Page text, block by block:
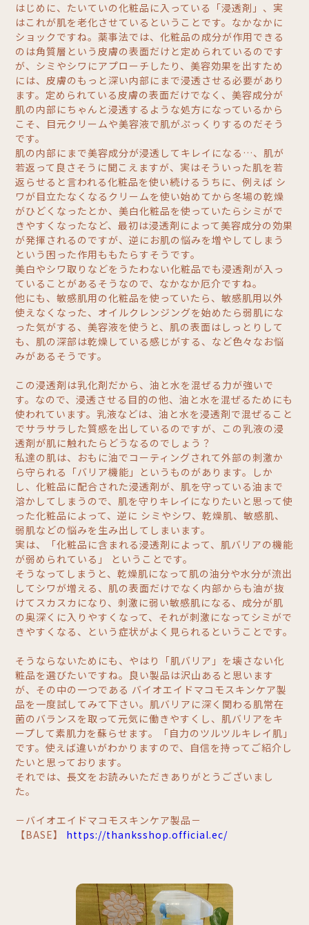
はじめに、たいていの化粧品に入っている「浸透剤」、実
はこれが肌を老化させているということです。なかなかに
ショックですね。薬事法では、化粧品の成分が作用できる
のは角質層という皮膚の表面だけと定められているのです
が、シミやシワにアプローチしたり、美容効果を出すため
には、皮膚のもっと深い内部にまで浸透させる必要があり
ます。定められている皮膚の表面だけでなく、美容成分が
肌の内部にちゃんと浸透するような処方になっているから
こそ、目元クリームや美容液で肌がぷっくりするのだそう
です。
肌の内部にまで美容成分が浸透してキレイになる…、肌が
若返って良さそうに聞こえますが、実はそういった肌を若
返らせると言われる化粧品を使い続けるうちに、例えば シ
ワが目立たなくなるクリームを使い始めてから冬場の乾燥
がひどくなったとか、美白化粧品を使っていたらシミがで
きやすくなったなど、最初は浸透剤によって美容成分の効果
が発揮されるのですが、逆にお肌の悩みを増やしてしまう
という困った作用ももたらすそうです。
美白やシワ取りなどをうたわない化粧品でも浸透剤が入っ
ていることがあるそうなので、なかなか厄介ですね。
他にも、敏感肌用の化粧品を使っていたら、敏感肌用以外
使えなくなった、オイルクレンジングを始めたら弱肌にな
った気がする、美容液を使うと、肌の表面はしっとりして
も、肌の深部は乾燥している感じがする、など色々なお悩
みがあるそうです。
この浸透剤は乳化剤だから、油と水を混ぜる力が強いで
す。なので、浸透させる目的の他、油と水を混ぜるためにも
使われています。乳液などは、油と水を浸透剤で混ぜること
でサラサラした質感を出しているのですが、この乳液の浸
透剤が肌に触れたらどうなるのでしょう？
私達の肌は、おもに油でコーティングされて外部の刺激か
ら守られる「バリア機能」というものがあります。しか
し、化粧品に配合された浸透剤が、肌を守っている油まで
溶かしてしまうので、肌を守りキレイになりたいと思って使
った化粧品によって、逆に シミやシワ、乾燥肌、敏感肌、
弱肌などの悩みを生み出してしまいます。
実は、「化粧品に含まれる浸透剤によって、肌バリアの機能
が弱められている」 ということです。
そうなってしまうと、乾燥肌になって肌の油分や水分が流出
してシワが増える、肌の表面だけでなく内部からも油が抜
けてスカスカになり、刺激に弱い敏感肌になる、成分が肌
の奥深くに入りやすくなって、それが刺激になってシミがで
きやすくなる、という症状がよく見られるということです。
そうならないためにも、やはり「肌バリア」を壊さない化
粧品を選びたいですね。良い製品は沢山あると思います
が、その中の一つである バイオエイドマコモスキンケア製
品を一度試してみて下さい。肌バリアに深く関わる肌常在
菌のバランスを取って元気に働きやすくし、肌バリアをキ
ープして素肌力を蘇らせます。「自力のツルツルキレイ肌」
です。使えば違いがわかりますので、自信を持ってご紹介し
たいと思っております。
それでは、長文をお読みいただきありがとうございまし
た。
－バイオエイドマコモスキンケア製品－
【BASE】 https://thanksshop.official.ec/